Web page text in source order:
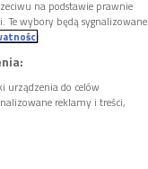
na podstawie prawnie
wybory będą sygnalizowane
urządzenia do celów
reklamy i treści,